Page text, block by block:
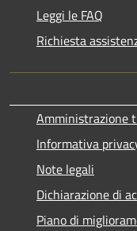
Leggi le FAQ
Richiesta
Amministrazione
Informativa
Note legali
Dichiarazione di
Piano di